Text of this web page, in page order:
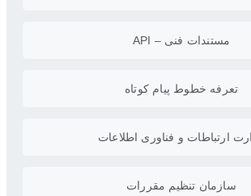
مستندات فنی – API
تعرفه خطوط پیام کوتاه
ارتباطات و فناوری اطلاعات
سازمان تنظیم مقررات